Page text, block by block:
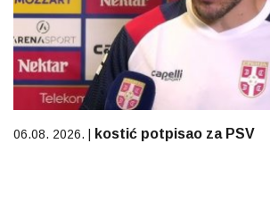
06.08. 2026. | kostić potpisao za PSV